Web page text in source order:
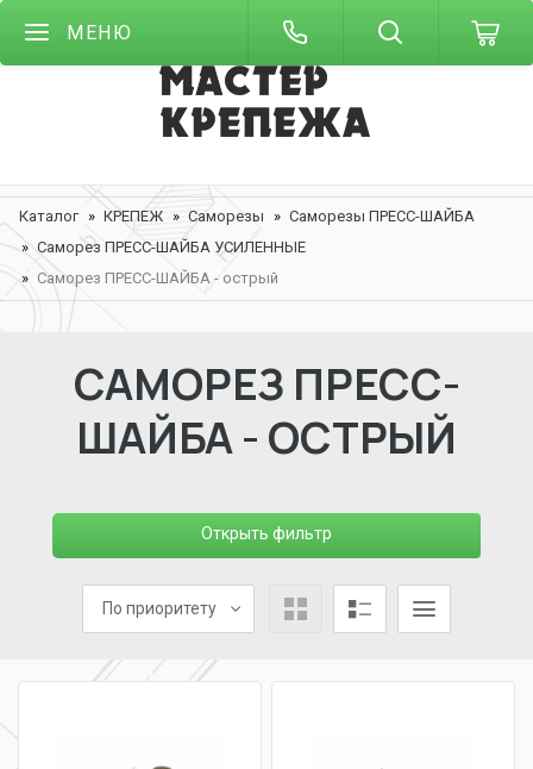
МЕНЮ
Каталог КРЕПЕЖ Саморезы
Саморезы ПРЕСС-ШАЙБА
Саморез ПРЕСС-ШАЙБА УСИЛЕННЫЕ
Саморез ПРЕСС-ШАЙБА - острый
САМОРЕЗ ПРЕСС-
ШАЙБА - ОСТРЫЙ
Открыть фильтр
По приоритету